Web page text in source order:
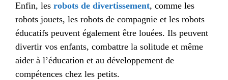
Enfin, les robots de divertissement, comme les
robots jouets, les robots de compagnie et les robots
éducatifs peuvent également être louées. Ils peuvent
divertir vos enfants, combattre la solitude et même
aider à l’éducation et au développement de
compétences chez les petits.